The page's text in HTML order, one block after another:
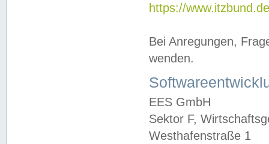
https://
Bei Anregungen,
wenden.
EES GmbH
Sektor F,
Westhafenstraße 1